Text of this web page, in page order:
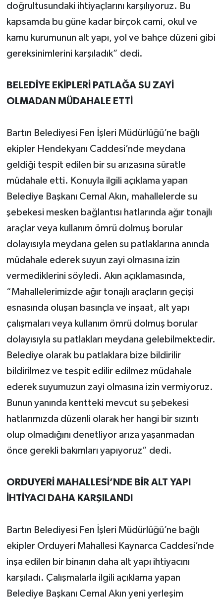
doğrultusundaki ihtiyaçlarını karşılıyoruz. Bu
kapsamda bu güne kadar birçok cami, okul ve
kamu kurumunun alt yapı, yol ve bahçe düzeni gibi
gereksinimlerini karşıladık” dedi.
BELEDİYE EKİPLERİ PATLAĞA SU ZAYİ
OLMADAN MÜDAHALE ETTİ
Bartın Belediyesi Fen İşleri Müdürlüğü’ne bağlı
ekipler Hendekyanı Caddesi’nde meydana
geldiği tespit edilen bir su arızasına süratle
müdahale etti. Konuyla ilgili açıklama yapan
Belediye Başkanı Cemal Akın, mahallelerde su
şebekesi mesken bağlantısı hatlarında ağır tonajlı
araçlar veya kullanım ömrü dolmuş borular
dolayısıyla meydana gelen su patlaklarına anında
müdahale ederek suyun zayi olmasına izin
vermediklerini söyledi. Akın açıklamasında,
“Mahallelerimizde ağır tonajlı araçların geçişi
esnasında oluşan basınçla ve inşaat, alt yapı
çalışmaları veya kullanım ömrü dolmuş borular
dolayısıyla su patlakları meydana gelebilmektedir.
Belediye olarak bu patlaklara bize bildirilir
bildirilmez ve tespit edilir edilmez müdahale
ederek suyumuzun zayi olmasına izin vermiyoruz.
Bunun yanında kentteki mevcut su şebekesi
hatlarımızda düzenli olarak her hangi bir sızıntı
olup olmadığını denetliyor arıza yaşanmadan
önce gerekli bakımları yapıyoruz” dedi.
ORDUYERİ MAHALLESİ’NDE BİR ALT YAPI
İHTİYACI DAHA KARŞILANDI
Bartın Belediyesi Fen İşleri Müdürlüğü’ne bağlı
ekipler Orduyeri Mahallesi Kaynarca Caddesi’nde
inşa edilen bir binanın daha alt yapı ihtiyacını
karşıladı. Çalışmalarla ilgili açıklama yapan
Belediye Başkanı Cemal Akın yeni yerleşim